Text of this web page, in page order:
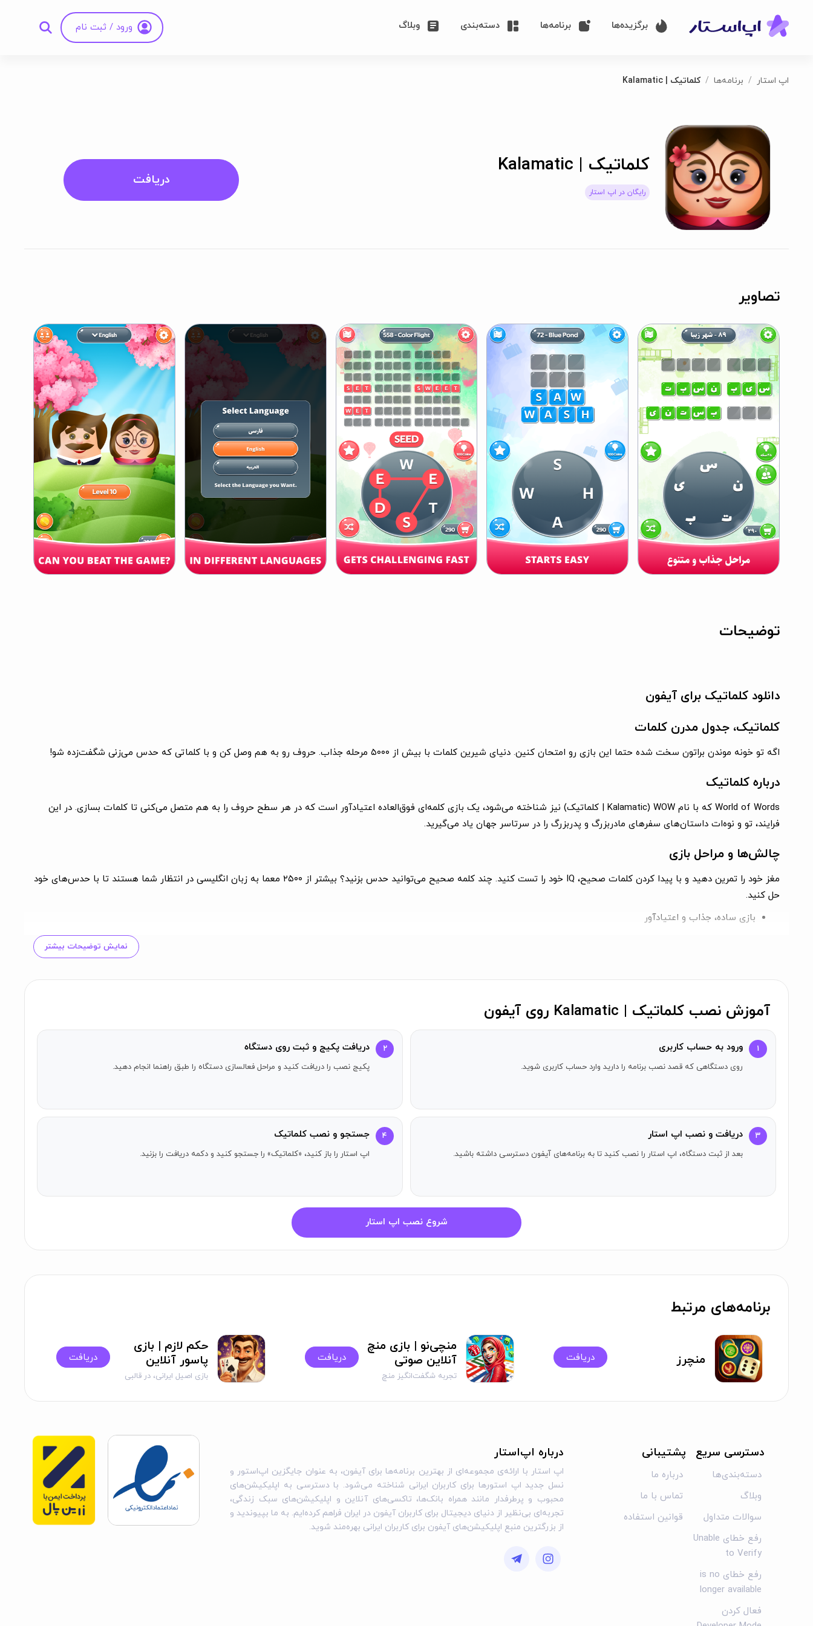
برگزیده‌ها برنامه‌ها دسته‌بندی وبلاگ ورود / ثبت نام
اپ استار برنامه‌ها کلماتیک | Kalamatic
کلماتیک | Kalamatic
رایگان در اپ استار
دریافت
تصاویر
توضیحات
دانلود کلماتیک برای آیفون
کلماتیک، جدول مدرن کلمات
اگه تو خونه موندن براتون سخت شده حتما این بازی رو امتحان کنین. دنیای شیرین کلمات با بیش از ۵۰۰۰ مرحله جذاب. حروف رو به هم وصل کن و با کلماتی که حدس می‌زنی شگفت‌زده شو!
درباره کلماتیک
World of Words که با نام WOW (Kalamatic | کلماتیک) نیز شناخته می‌شود، یک بازی کلمه‌ای فوق‌العاده اعتیادآور است که در هر سطح حروف را به هم متصل می‌کنی تا کلمات بسازی. در این
فرایند، تو و نوه‌ات داستان‌های سفرهای مادربزرگ و پدربزرگ را در سرتاسر جهان یاد می‌گیرید.
چالش‌ها و مراحل بازی
مغز خود را تمرین دهید و با پیدا کردن کلمات صحیح، IQ خود را تست کنید. چند کلمه صحیح می‌توانید حدس بزنید؟ بیشتر از ۲۵۰۰ معما به زبان انگلیسی در انتظار شما هستند تا با حدس‌های خود
حل کنید.
بازی ساده، جذاب و اعتیادآور
چگونه با مادربزرگ به تور کلمات برویم؟
با مادربزرگ به تور کلمات برو و با حل کردن پازل‌ها به مرور خاطراتش کمک کن. کلماتیک یه بازی حدس کلمه بی‌نهایت جذاب و اعتیادآوره که این روزها همه در موردش صحبت میکنن.
بهترین بازی حدس کلمات؛ حروف رو به هم وصل کن و کلمه حدس بزن.
مشابه بازی آمیرزا و فندق برای آی‌او‌اس. بازی جدید سال ۲۰۲۱ مخصوص خانم‌ها و آقایان بزرگسال! همین الان نصبش کن و
لحظه‌های شیرین سرگرم کننده رو شروع کن.
نمایش توضیحات بیشتر
آموزش نصب کلماتیک | Kalamatic روی آیفون
۱ ورود به حساب کاربری
روی دستگاهی که قصد نصب برنامه را دارید وارد حساب کاربری شوید.
۲ دریافت پکیج و ثبت روی دستگاه
پکیج نصب را دریافت کنید و مراحل فعالسازی دستگاه را طبق راهنما انجام دهید.
۳ دریافت و نصب اپ استار
بعد از ثبت دستگاه، اپ استار را نصب کنید تا به برنامه‌های آیفون دسترسی داشته باشید.
۴ جستجو و نصب کلماتیک
اپ استار را باز کنید، «کلماتیک» را جستجو کنید و دکمه دریافت را بزنید.
شروع نصب اپ استار
برنامه‌های مرتبط
منچرز دریافت
منچی‌نو | بازی منچ
آنلاین صوتی
تجربه شگفت‌انگیز منچ
دریافت
حکم لازم | بازی
پاسور آنلاین
بازی اصیل ایرانی، در قالبی
دریافت
دسترسی سریع
دسته‌بندی‌ها
وبلاگ
سوالات متداول
رفع خطای Unable
to Verify
رفع خطای is no
longer available
فعال کردن
پشتیبانی
درباره ما
تماس با ما
قوانین استفاده
درباره اپ‌استار
اپ استار با ارائه‌ی مجموعه‌ای از بهترین برنامه‌ها برای آیفون، به عنوان جایگزین اپ‌استور و
نسل جدید اپ استورها برای کاربران ایرانی شناخته می‌شود. با دسترسی به اپلیکیشن‌های
محبوب و پرطرفدار مانند همراه بانک‌ها، تاکسی‌های آنلاین و اپلیکیشن‌های سبک زندگی،
تجربه‌ای بی‌نظیر از دنیای دیجیتال برای کاربران آیفون در ایران فراهم کرده‌ایم. به ما بپیوندید و
از بزرگترین منبع اپلیکیشن‌های آیفون برای کاربران ایرانی بهره‌مند شوید.